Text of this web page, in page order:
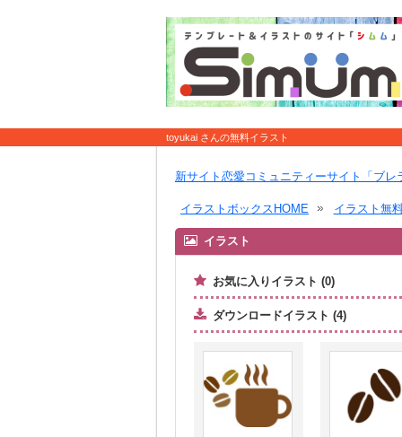
toyukai さんの無料イラスト
新サイト恋愛コミュニティーサイト「ブレ
イラストボックスHOME イラスト無
イラスト
お気に入りイラスト (0)
ダウンロードイラスト (4)